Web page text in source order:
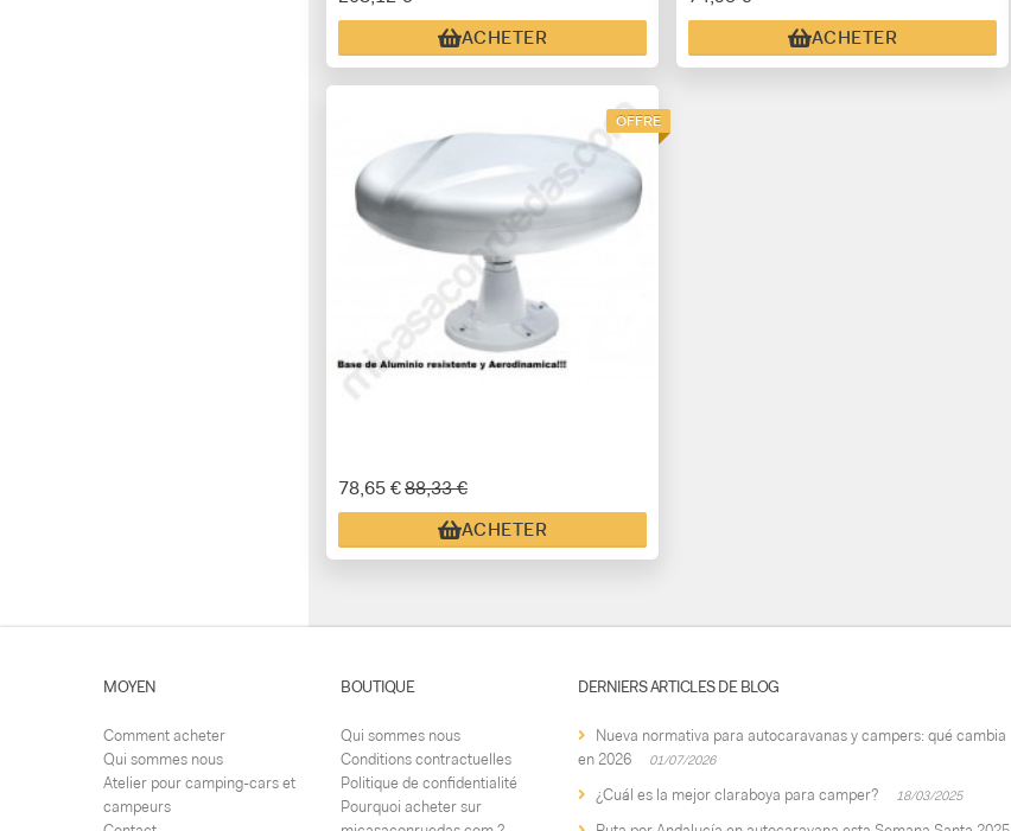
ACHETER ACHETER
OFFRE
78,65 €88,33 €
ACHETER
MOYEN
Comment acheter
Qui sommes nous
Atelier pour camping-cars et
campeurs
BOUTIQUE
Qui sommes nous
Conditions contractuelles
Politique de confidentialité
Pourquoi acheter sur
DERNIERS ARTICLES DE BLOG
Nueva normativa para autocaravanas y campers: qué cambia
en 2026
01/07/2026
¿Cuál es la mejor claraboya para camper? 18/03/2025